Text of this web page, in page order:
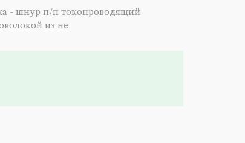
- шнур п/п токопроводящий
из не